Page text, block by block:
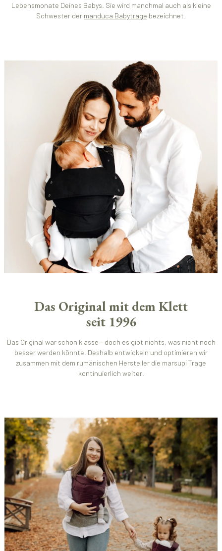
Lebensmonate Deines Babys. Sie wird manchmal auch als kleine
Schwester der manduca Babytrage bezeichnet.
Das Original mit dem Klett
seit 1996
Das Original war schon klasse – doch es gibt nichts, was nicht noch
besser werden könnte. Deshalb entwickeln und optimieren wir
zusammen mit dem rumänischen Hersteller die marsupi Trage
kontinuierlich weiter.